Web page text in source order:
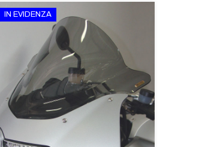
IN EVIDENZA